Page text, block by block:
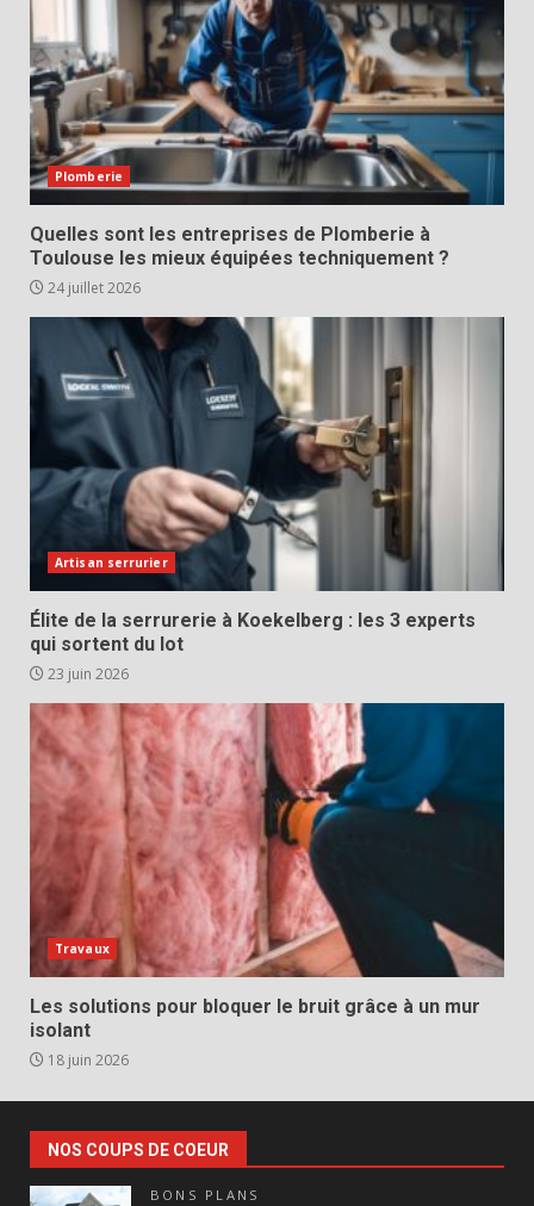
Plomberie
Quelles sont les entreprises de Plomberie à
Toulouse les mieux équipées techniquement ?
24 juillet 2026
Artisan serrurier
Élite de la serrurerie à Koekelberg : les 3 experts
qui sortent du lot
23 juin 2026
Travaux
Les solutions pour bloquer le bruit grâce à un mur
isolant
18 juin 2026
NOS COUPS DE COEUR
BONS PLANS